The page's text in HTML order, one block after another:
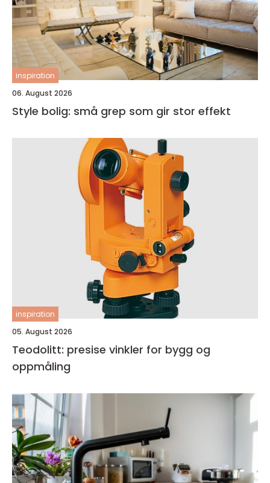
inspiration
06. August 2026
Style bolig: små grep som gir stor effekt
inspiration
05. August 2026
Teodolitt: presise vinkler for bygg og
oppmåling